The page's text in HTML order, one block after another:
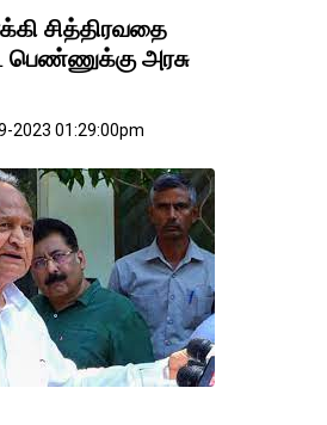
சித்திரவதை
பெண்ணுக்கு அரசு
2023 01:29:00pm